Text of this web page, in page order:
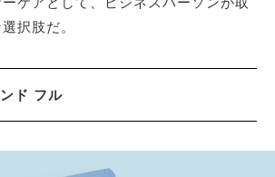
択肢だ。
ド フル